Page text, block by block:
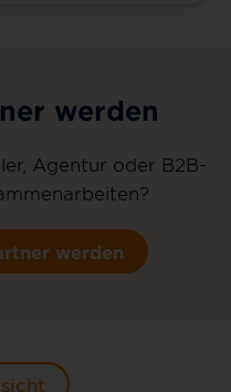
werden
Agentur oder B2B-
werden